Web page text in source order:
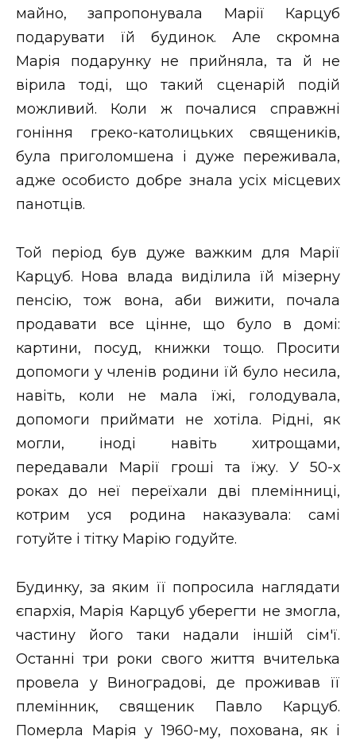
майно, запропонувала Марії Карцуб
подарувати їй будинок. Але скромна
Марія подарунку не прийняла, та й не
вірила тоді, що такий сценарій подій
можливий. Коли ж почалися справжні
гоніння греко-католицьких священиків,
була приголомшена і дуже переживала,
адже особисто добре знала усіх місцевих
панотців.
Той період був дуже важким для Марії
Карцуб. Нова влада виділила їй мізерну
пенсію, тож вона, аби вижити, почала
продавати все цінне, що було в домі:
картини, посуд, книжки тощо. Просити
допомоги у членів родини їй було несила,
навіть, коли не мала їжі, голодувала,
допомоги приймати не хотіла. Рідні, як
могли, іноді навіть хитрощами,
передавали Марії гроші та їжу. У 50-х
роках до неї переїхали дві племінниці,
котрим уся родина наказувала: самі
готуйте і тітку Марію годуйте.
Будинку, за яким її попросила наглядати
єпархія, Марія Карцуб уберегти не змогла,
частину його таки надали іншій сім'ї.
Останні три роки свого життя вчителька
провела у Виноградові, де проживав її
племінник, священик Павло Карцуб.
Померла Марія у 1960-му, похована, як і